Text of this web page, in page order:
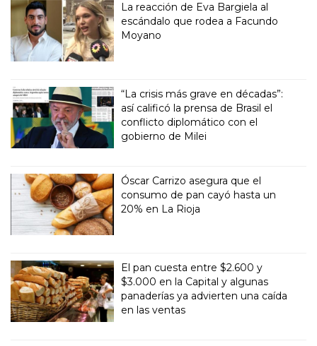
La reacción de Eva Bargiela al
escándalo que rodea a Facundo
Moyano
“La crisis más grave en décadas”:
así calificó la prensa de Brasil el
conflicto diplomático con el
gobierno de Milei
Óscar Carrizo asegura que el
consumo de pan cayó hasta un
20% en La Rioja
El pan cuesta entre $2.600 y
$3.000 en la Capital y algunas
panaderías ya advierten una caída
en las ventas